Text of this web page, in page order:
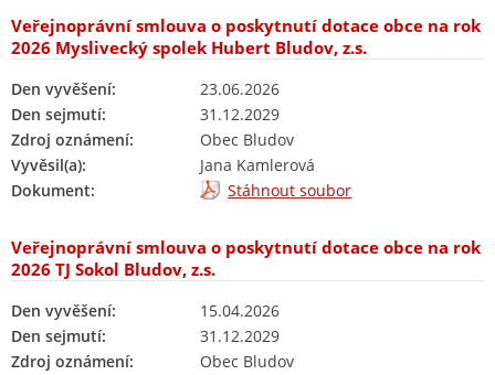
Veřejnoprávní smlouva o poskytnutí dotace obce na rok
2026 Myslivecký spolek Hubert Bludov, z.s.
Den vyvěšení:
23.06.2026
Den sejmutí:
31.12.2029
Zdroj oznámení:
Obec Bludov
Vyvěsil(a):
Jana Kamlerová
Dokument:
Stáhnout soubor
Veřejnoprávní smlouva o poskytnutí dotace obce na rok
2026 TJ Sokol Bludov, z.s.
Den vyvěšení:
15.04.2026
Den sejmutí:
31.12.2029
Zdroj oznámení:
Obec Bludov